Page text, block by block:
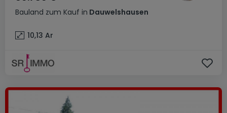
Bauland zum Kauf in Dauwelshausen
10,13 Ar